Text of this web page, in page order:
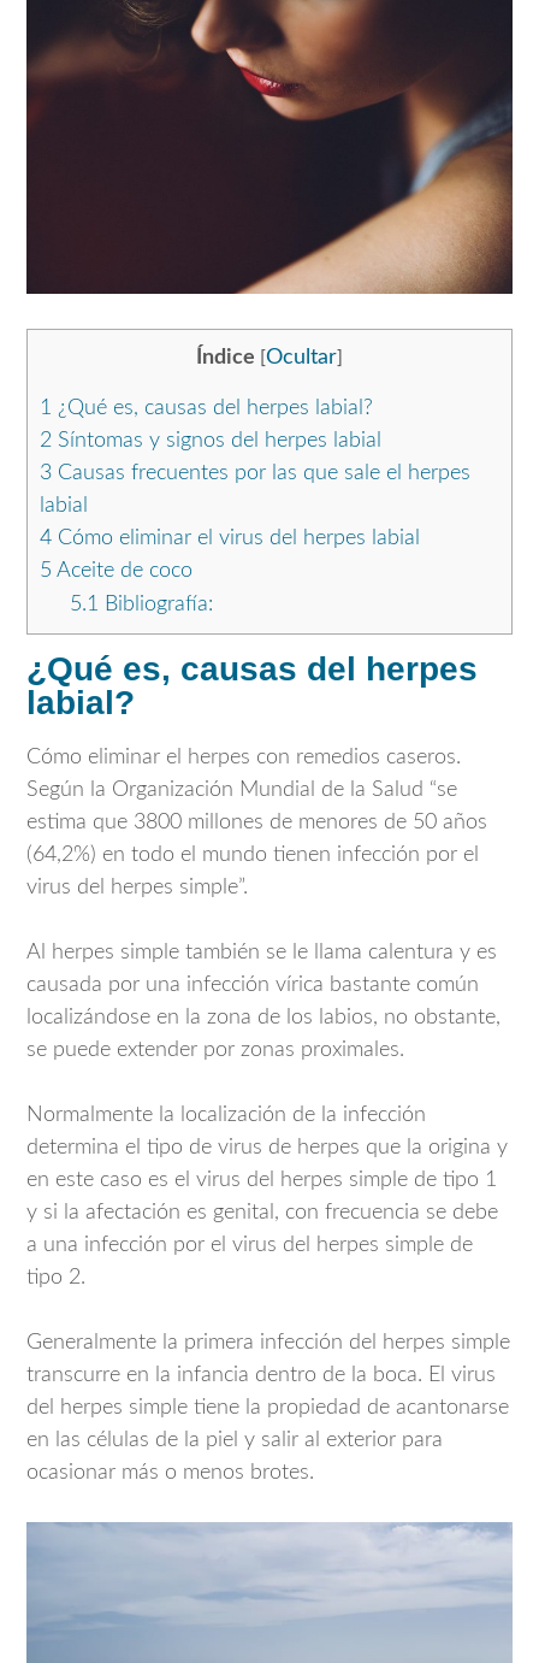
Índice Ocultar
1 ¿Qué es, causas del herpes labial?
2 Síntomas y signos del herpes labial
3 Causas frecuentes por las que sale el herpes
labial
4 Cómo eliminar el virus del herpes labial
5 Aceite de coco
5.1 Bibliografía:
¿Qué es, causas del herpes
labial?
Cómo eliminar el herpes con remedios caseros.
Según la Organización Mundial de la Salud “se
estima que 3800 millones de menores de 50 años
(64,2%) en todo el mundo tienen infección por el
virus del herpes simple”.
Al herpes simple también se le llama calentura y es
causada por una infección vírica bastante común
localizándose en la zona de los labios, no obstante,
se puede extender por zonas proximales.
Normalmente la localización de la infección
determina el tipo de virus de herpes que la origina y
en este caso es el virus del herpes simple de tipo 1
y si la afectación es genital, con frecuencia se debe
a una infección por el virus del herpes simple de
tipo 2.
Generalmente la primera infección del herpes simple
transcurre en la infancia dentro de la boca. El virus
del herpes simple tiene la propiedad de acantonarse
en las células de la piel y salir al exterior para
ocasionar más o menos brotes.